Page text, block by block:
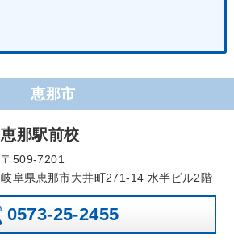
恵那市
恵那駅前校
〒509-7201
岐阜県恵那市大井町271-14 水半ビル2階
0573-25-2455